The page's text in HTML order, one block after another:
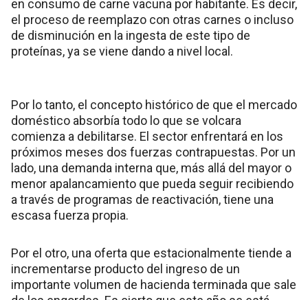
en consumo de carne vacuna por habitante. Es decir,
el proceso de reemplazo con otras carnes o incluso
de disminución en la ingesta de este tipo de
proteínas, ya se viene dando a nivel local.
Por lo tanto, el concepto histórico de que el mercado
doméstico absorbía todo lo que se volcara
comienza a debilitarse. El sector enfrentará en los
próximos meses dos fuerzas contrapuestas. Por un
lado, una demanda interna que, más allá del mayor o
menor apalancamiento que pueda seguir recibiendo
a través de programas de reactivación, tiene una
escasa fuerza propia.
Por el otro, una oferta que estacionalmente tiende a
incrementarse producto del ingreso de un
importante volumen de hacienda terminada que sale